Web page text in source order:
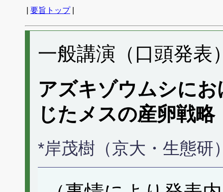
要旨トップ|
一般講演（口頭発表
アズキゾウムシに
じたメスの産卵戦略
*岸茂樹（京大・生態研